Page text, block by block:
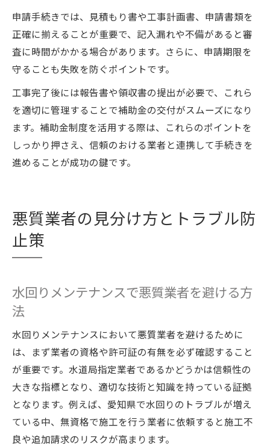
申請手続きでは、見積もり書や工事計画書、申請書類を
正確に揃えることが重要で、記入漏れや不備があると審
査に時間がかかる場合があります。さらに、申請期限を
守ることも失敗を防ぐポイントです。
工事完了後には報告書や領収書の提出が必要で、これら
を適切に管理することで補助金の交付がスムーズになり
ます。補助金制度を活用する際は、これらのポイントを
しっかり押さえ、信頼のおける業者と連携して手続きを
進めることが成功の鍵です。
悪質業者の見分け方とトラブル防
止策
水回りメンテナンスで悪質業者を避ける方
法
水回りメンテナンスにおいて悪質業者を避けるために
は、まず業者の資格や許可証の有無を必ず確認すること
が重要です。水道局指定業者であるかどうかは信頼性の
大きな指標となり、適切な技術と知識を持っている証拠
となります。例えば、愛知県で水回りのトラブルが増え
ている中、無資格で施工を行う業者に依頼すると施工不
良や追加請求のリスクが高まります。